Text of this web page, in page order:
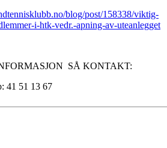
blog/post/158338/viktig-
i-htk-vedr.-apning-av-uteanlegget
SÅ KONTAKT:
41 51 13 67